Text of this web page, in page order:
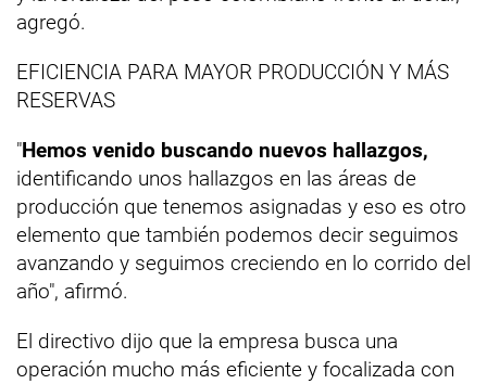
agregó.
EFICIENCIA PARA MAYOR PRODUCCIÓN Y MÁS
RESERVAS
"Hemos venido buscando nuevos hallazgos,
identificando unos hallazgos en las áreas de
producción que tenemos asignadas y eso es otro
elemento que también podemos decir seguimos
avanzando y seguimos creciendo en lo corrido del
año", afirmó.
El directivo dijo que la empresa busca una
operación mucho más eficiente y focalizada con